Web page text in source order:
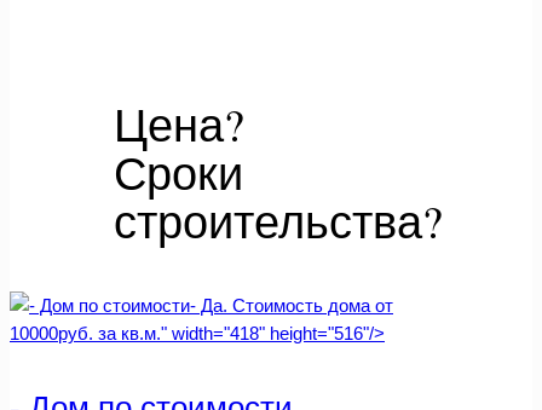
Цена?
Сроки
строительства?
- Да. Стоимость дома от
10000руб. за кв.м." width="418" height="516"/>